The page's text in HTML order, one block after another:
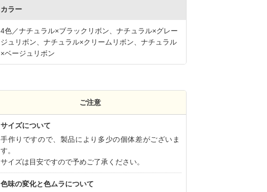
カラー
4色／ナチュラル×ブラックリボン、ナチュラル×グレー
ジュリボン、ナチュラル×クリームリボン、ナチュラル
×ベージュリボン
ご注意
サイズについて
手作りですので、製品により多少の個体差がございま
す。
サイズは目安ですので予めご了承ください。
色味の変化と色ムラについて